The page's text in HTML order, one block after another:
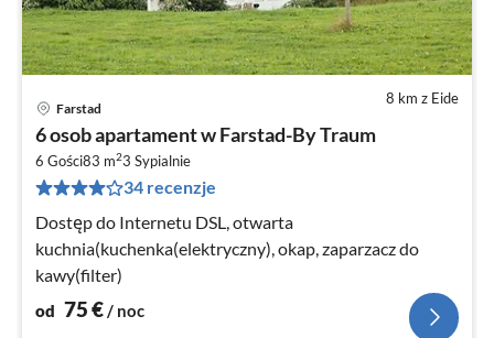
8 km z Eide
Farstad
6 osob apartament w Farstad-By Traum
6 Gości83 m23 Sypialnie
34 recenzje
Dostęp do Internetu DSL, otwarta
kuchnia(kuchenka(elektryczny), okap, zaparzacz do
kawy(filter)
od 75€ / noc